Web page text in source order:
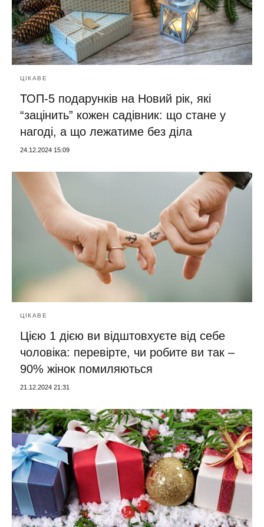
ЦІКАВЕ
ТОП-5 подарунків на Новий рік, які
“зацінить” кожен садівник: що стане у
нагоді, а що лежатиме без діла
24.12.2024 15:09
ЦІКАВЕ
Цією 1 дією ви відштовхуєте від себе
чоловіка: перевірте, чи робите ви так –
90% жінок помиляються
21.12.2024 21:31